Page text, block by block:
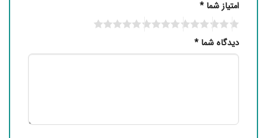
امتیاز شما *
دیدگاه شما *